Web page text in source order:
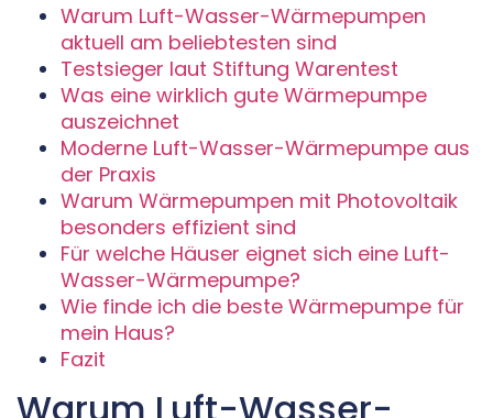
Warum Luft-Wasser-Wärmepumpen
aktuell am beliebtesten sind
Testsieger laut Stiftung Warentest
Was eine wirklich gute Wärmepumpe
auszeichnet
Moderne Luft-Wasser-Wärmepumpe aus
der Praxis
Warum Wärmepumpen mit Photovoltaik
besonders effizient sind
Für welche Häuser eignet sich eine Luft-
Wasser-Wärmepumpe?
Wie finde ich die beste Wärmepumpe für
mein Haus?
Fazit